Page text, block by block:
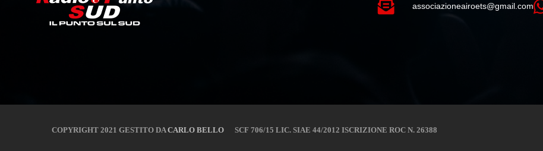
associazioneairoets@gmail.com
COPYRIGHT 2021 GESTITO DACARLO BELLO SCF 706/15 LIC. SIAE 44/2012 ISCRIZIONE ROC N. 26388